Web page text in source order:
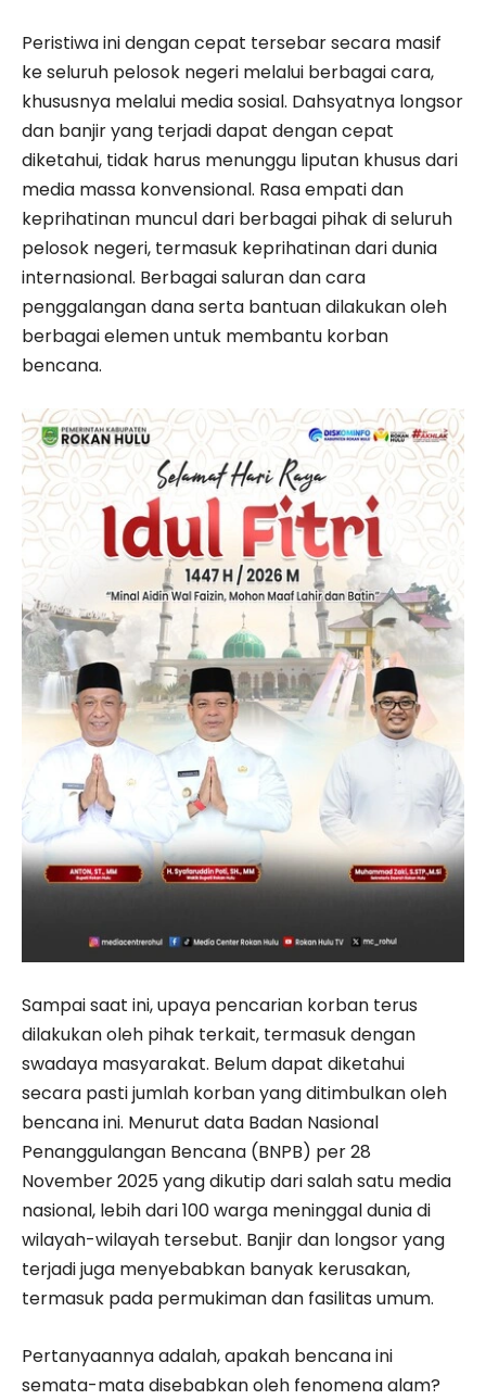
​Peristiwa ini dengan cepat tersebar secara masif
ke seluruh pelosok negeri melalui berbagai cara,
khususnya melalui media sosial. Dahsyatnya longsor
dan banjir yang terjadi dapat dengan cepat
diketahui, tidak harus menunggu liputan khusus dari
media massa konvensional. Rasa empati dan
keprihatinan muncul dari berbagai pihak di seluruh
pelosok negeri, termasuk keprihatinan dari dunia
internasional. Berbagai saluran dan cara
penggalangan dana serta bantuan dilakukan oleh
berbagai elemen untuk membantu korban
bencana.
​Sampai saat ini, upaya pencarian korban terus
dilakukan oleh pihak terkait, termasuk dengan
swadaya masyarakat. Belum dapat diketahui
secara pasti jumlah korban yang ditimbulkan oleh
bencana ini. Menurut data Badan Nasional
Penanggulangan Bencana (BNPB) per 28
November 2025 yang dikutip dari salah satu media
nasional, lebih dari 100 warga meninggal dunia di
wilayah-wilayah tersebut. Banjir dan longsor yang
terjadi juga menyebabkan banyak kerusakan,
termasuk pada permukiman dan fasilitas umum.
​Pertanyaannya adalah, apakah bencana ini
semata-mata disebabkan oleh fenomena alam?